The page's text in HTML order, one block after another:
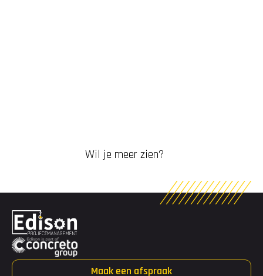
Wil je meer zien?
Maak een afspraak